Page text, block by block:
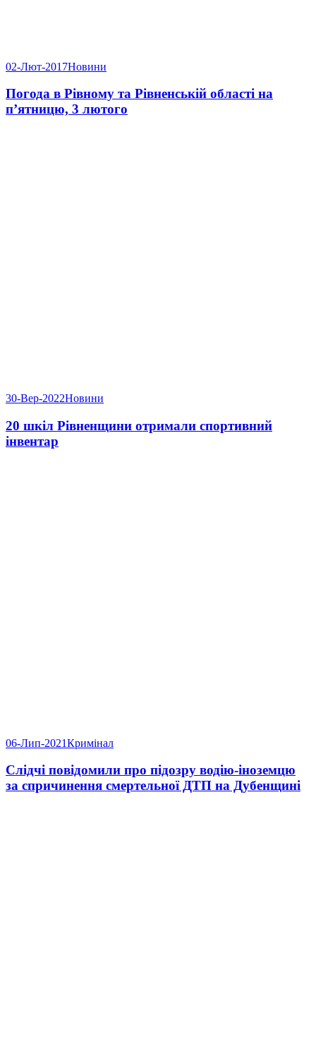
02-Лют-2017Новини
Погода в Рівному та Рівненській області на
п’ятницю, 3 лютого
30-Вер-2022Новини
20 шкіл Рівненщини отримали спортивний
інвентар
06-Лип-2021Кримінал
Слідчі повідомили про підозру водію-іноземцю
за спричинення смертельної ДТП на Дубенщині